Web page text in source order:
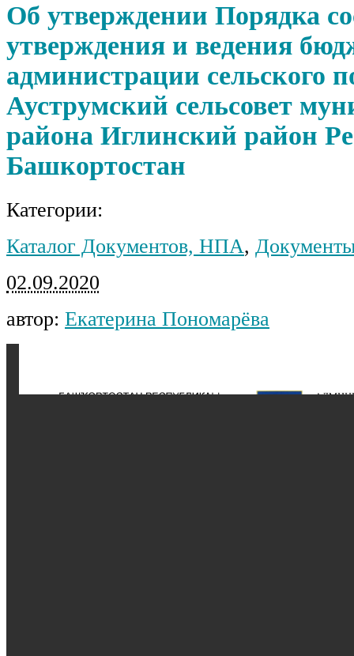
Об утверждении Порядка
утверждения и ведения
администрации сельского
Ауструмский сельсовет
района Иглинский район
Башкортостан
Категории:
Каталог Документов, НПА,
02.09.2020
автор: Екатерина Пономарёва